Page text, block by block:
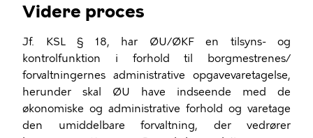
Videre proces
Jf. KSL § 18, har ØU/ØKF en tilsyns- og
kontrolfunktion i forhold til borgmestrenes/
forvaltningernes administrative opgavevaretagelse,
herunder skal ØU have indseende med de
økonomiske og administrative forhold og varetage
den umiddelbare forvaltning, der vedrører